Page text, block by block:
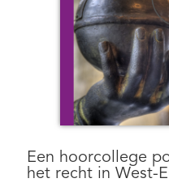
Een hoorcollege
het recht in West-